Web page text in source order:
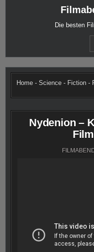
Die besten
Home -Science - Fiction -
Nydenion –